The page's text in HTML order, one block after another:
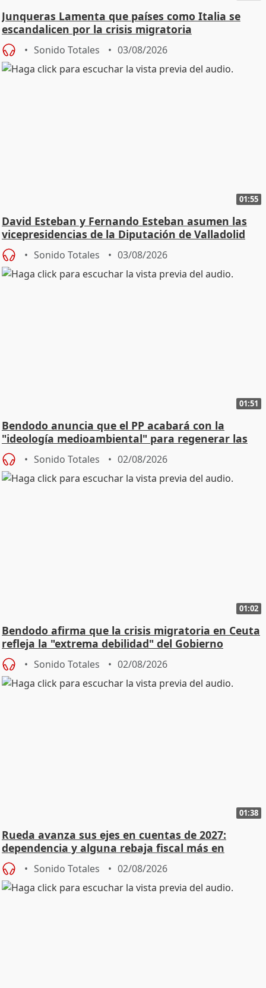
Junqueras Lamenta que países como Italia se
escandalicen por la crisis migratoria
Sonido Totales 03/08/2026
01:55
David Esteban y Fernando Esteban asumen las
vicepresidencias de la Diputación de Valladolid
Sonido Totales 03/08/2026
01:51
Bendodo anuncia que el PP acabará con la
"ideología medioambiental" para regenerar las
playas
Sonido Totales 02/08/2026
01:02
Bendodo afirma que la crisis migratoria en Ceuta
refleja la "extrema debilidad" del Gobierno
Sonido Totales 02/08/2026
01:38
Rueda avanza sus ejes en cuentas de 2027:
dependencia y alguna rebaja fiscal más en
vivienda
Sonido Totales 02/08/2026